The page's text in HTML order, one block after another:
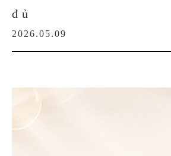
đủ
2026.05.09